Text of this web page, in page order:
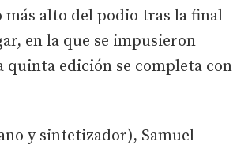
más alto del podio tras la final
en la que se impusieron
quinta edición se completa con
y sintetizador), Samuel